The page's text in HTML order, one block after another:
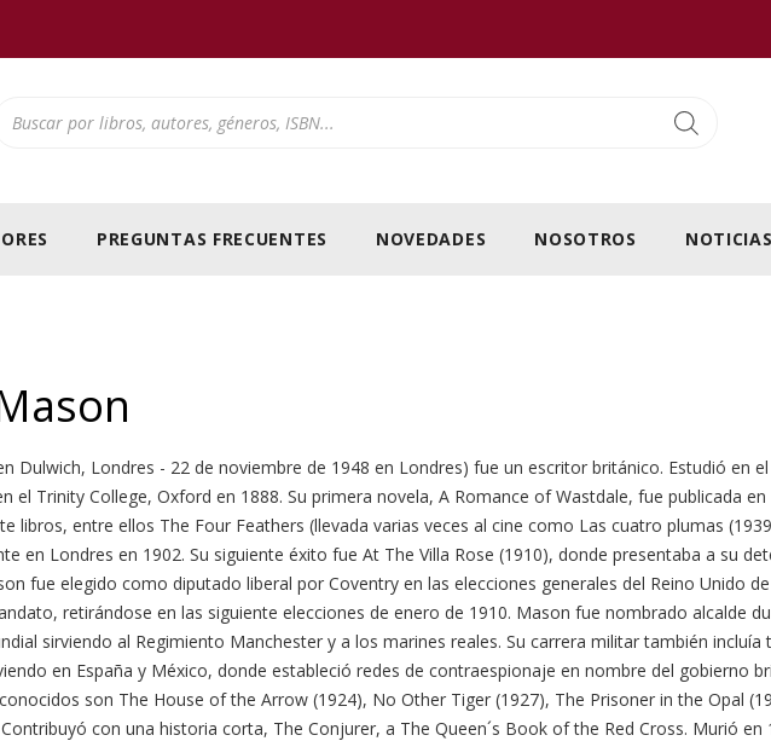
PREGUNTAS FRECUENTES NOVEDADES NOSOTROS
Dulwich, Londres - 22 de noviembre de 1948 en Londres) fue un escritor británico. Estudió en
el Trinity College, Oxford en 1888. Su primera novela, A Romance of Wastdale, fue publicada en
libros, entre ellos The Four Feathers (llevada varias veces al cine como Las cuatro plumas
en Londres en 1902. Su siguiente éxito fue At The Villa Rose (1910), donde presentaba a su
fue elegido como diputado liberal por Coventry en las elecciones generales del Reino Unido
retirándose en las siguiente elecciones de enero de 1910. Mason fue nombrado alcalde
sirviendo al Regimiento Manchester y a los marines reales. Su carrera militar también incluía
en España y México, donde estableció redes de contraespionaje en nombre del gobierno
son The House of the Arrow (1924), No Other Tiger (1927), The Prisoner in the Opal
con una historia corta, The Conjurer, a The Queen´s Book of the Red Cross. Murió en